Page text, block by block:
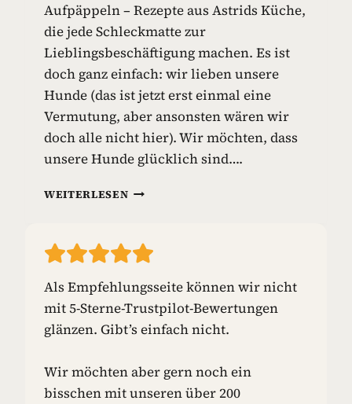
P
I
E
L
Z
E
U
G
Aufpäppeln – Rezepte aus Astrids Küche,
die jede Schleckmatte zur
Lieblingsbeschäftigung machen. Es ist
doch ganz einfach: wir lieben unsere
Hunde (das ist jetzt erst einmal eine
Vermutung, aber ansonsten wären wir
doch alle nicht hier). Wir möchten, dass
unsere Hunde glücklich sind….
WEITERLESENS
E
K
M
A
T
E
N
Als Empfehlungsseite können wir nicht
mit 5-Sterne-Trustpilot-Bewertungen
glänzen. Gibt’s einfach nicht.
Wir möchten aber gern noch ein
bisschen mit unseren über 200